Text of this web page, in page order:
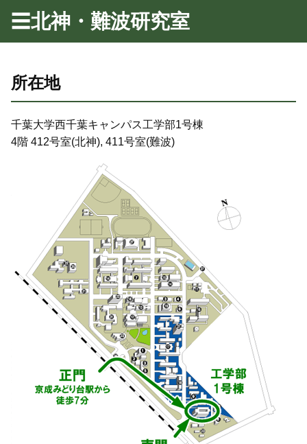
☰北神・難波研究室
所在地
千葉大学西千葉キャンパス工学部1号棟
4階 412号室(北神), 411号室(難波)